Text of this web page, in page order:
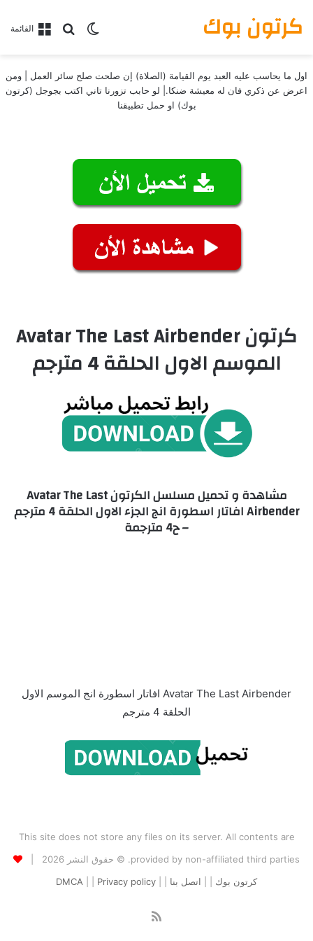
القائمةبحث عن
الوضع المظلم كرتون بوك
اول ما يحاسب عليه العبد يوم القيامة (الصلاة) إن صلحت صلح سائر العمل | ومن
اعرض عن ذكري فان له معيشة ضنكا.| لو حابب تزورنا تاني اكتب بجوجل (كرتون
بوك) او حمل تطبيقنا
كرتون Avatar The Last Airbender
الموسم الاول الحلقة 4 مترجم
مشاهدة و تحميل مسلسل الكرتون Avatar The Last
Airbender افاتار اسطورة انج الجزء الاول الحلقة 4 مترجم
– ح4 مترجمة
Avatar The Last Airbender افاتار اسطورة انج الموسم الاول
الحلقة 4 مترجم
This site does not store any files on its server. All contents are
provided by non-affiliated third parties. © حقوق النشر 2026 |
كرتون بوك
اتصل بنا DMCA Privacy policy
ملخص